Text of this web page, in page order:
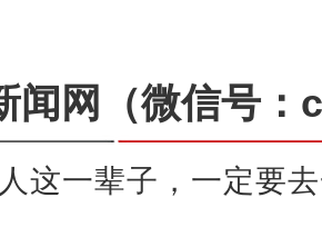
闻网 （微信号
人这一辈子，一定要